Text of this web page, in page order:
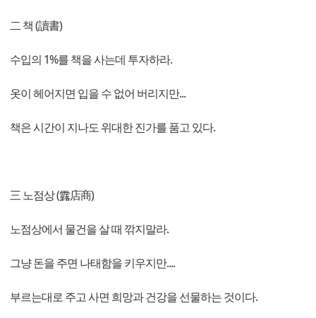
二 책 (讀書)
수입의 1%를 책을 사는데 투자하라.
옷이 헤어지면 입을 수 없어 버리지만...
책은 시간이 지나도 위대한 진가를 품고 있다.
三 노점상 (露店商)
노점상에서 물건을 살 때 깎지말라.
그냥 돈을 주면 나태함을 키우지만....
부르는대로 주고 사면 희망과 건강을 선물하는 것이다.